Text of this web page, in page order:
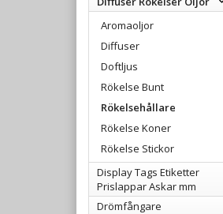
Aromaoljor
Diffuser
Doftljus
Rökelse Bunt
Rökelsehållare
Rökelse Koner
Rökelse Stickor
Display Tags Etiketter
Prislappar Askar mm
Drömfångare